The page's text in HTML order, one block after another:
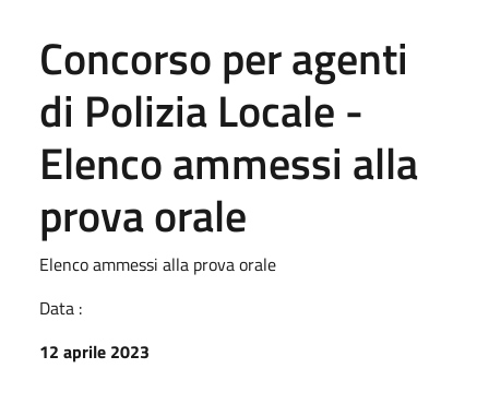
Concorso per agenti
di Polizia Locale -
Elenco ammessi alla
prova orale
Elenco ammessi alla prova orale
Data :
12 aprile 2023